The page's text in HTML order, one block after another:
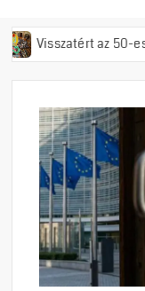
50-es évek